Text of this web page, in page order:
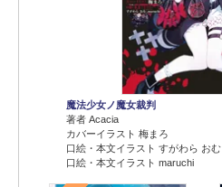
魔法少女ノ魔女裁判
著者 Acacia
カバーイラスト 梅まろ
口絵・本文イラスト すがわら おむ
口絵・本文イラスト maruchi